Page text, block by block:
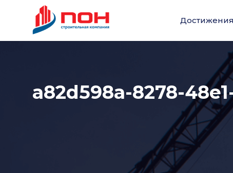
Достижения
a82d598a-8278-